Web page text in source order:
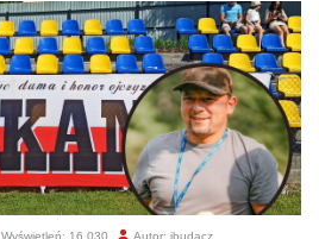
Wyświetleń: 16 030 Autor: jbudacz